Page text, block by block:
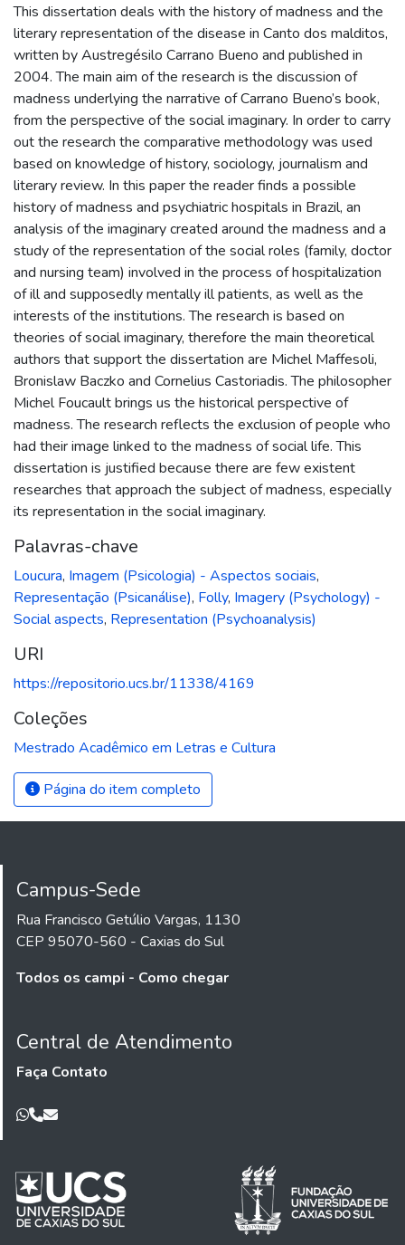
This dissertation deals with the history of madness and the
literary representation of the disease in Canto dos malditos,
written by Austregésilo Carrano Bueno and published in
2004. The main aim of the research is the discussion of
madness underlying the narrative of Carrano Bueno’s book,
from the perspective of the social imaginary. In order to carry
out the research the comparative methodology was used
based on knowledge of history, sociology, journalism and
literary review. In this paper the reader finds a possible
history of madness and psychiatric hospitals in Brazil, an
analysis of the imaginary created around the madness and a
study of the representation of the social roles (family, doctor
and nursing team) involved in the process of hospitalization
of ill and supposedly mentally ill patients, as well as the
interests of the institutions. The research is based on
theories of social imaginary, therefore the main theoretical
authors that support the dissertation are Michel Maffesoli,
Bronislaw Baczko and Cornelius Castoriadis. The philosopher
Michel Foucault brings us the historical perspective of
madness. The research reflects the exclusion of people who
had their image linked to the madness of social life. This
dissertation is justified because there are few existent
researches that approach the subject of madness, especially
its representation in the social imaginary.
Palavras-chave
Loucura, Imagem (Psicologia) - Aspectos sociais,
Representação (Psicanálise), Folly, Imagery (Psychology) -
Social aspects, Representation (Psychoanalysis)
URI
https://repositorio.ucs.br/11338/4169
Coleções
Mestrado Acadêmico em Letras e Cultura
Página do item completo
Campus-Sede
Rua Francisco Getúlio Vargas, 1130
CEP 95070-560 - Caxias do Sul
Todos os campi - Como chegar
Central de Atendimento
Faça Contato